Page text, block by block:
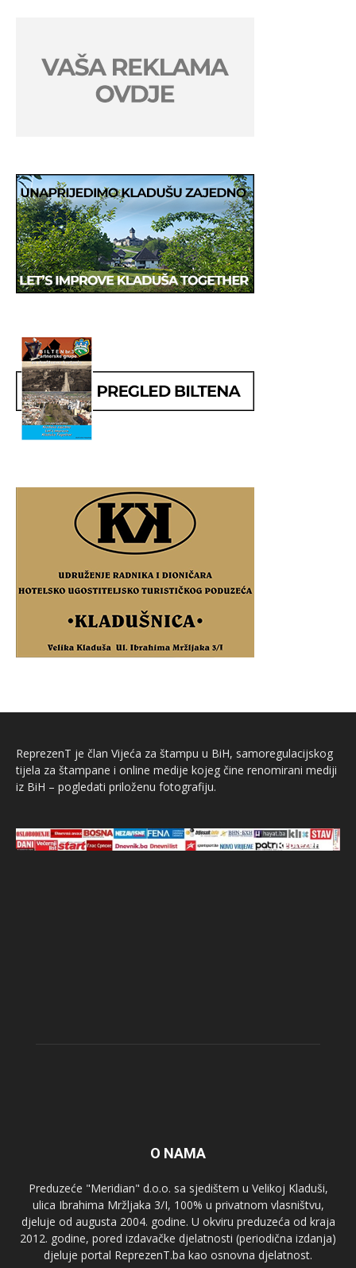
ReprezenT je član Vijeća za štampu u BiH, samoregulacijskog
tijela za štampane i online medije kojeg čine renomirani mediji
iz BiH – pogledati priloženu fotografiju.
O NAMA
Preduzeće "Meridian" d.o.o. sa sjedištem u Velikoj Kladuši,
ulica Ibrahima Mržljaka 3/I, 100% u privatnom vlasništvu,
djeluje od augusta 2004. godine. U okviru preduzeća od kraja
2012. godine, pored izdavačke djelatnosti (periodična izdanja)
djeluje portal ReprezenT.ba kao osnovna djelatnost.